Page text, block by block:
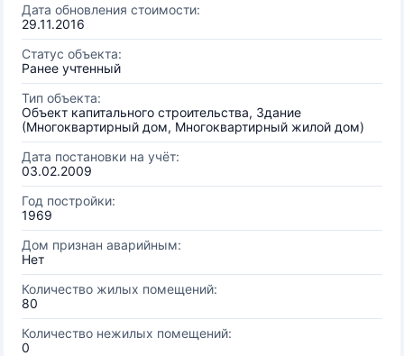
Дата обновления стоимости:
29.11.2016
Статус объекта:
Ранее учтенный
Тип объекта:
Объект капитального строительства, Здание
(Многоквартирный дом, Многоквартирный жилой дом)
Дата постановки на учёт:
03.02.2009
Год постройки:
1969
Дом признан аварийным:
Нет
Количество жилых помещений:
80
Количество нежилых помещений:
0